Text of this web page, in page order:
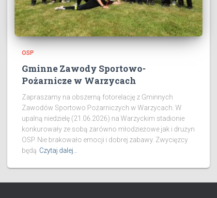
OSP
Gminne Zawody Sportowo-
Pożarnicze w Warzycach
Zapraszamy na obszerną fotorelację z Gminnych
Zawodów Sportowo Pożarniczych w Warzycach. W
upalną niedzielę (21.06.2026) na Warzyckim stadionie
konkurowały ze sobą zarówno młodzieżowe jak i drużyn
OSP. Nie brakowało emocji i dobrej zabawy. Zwycięzcy
będą Czytaj dalej…